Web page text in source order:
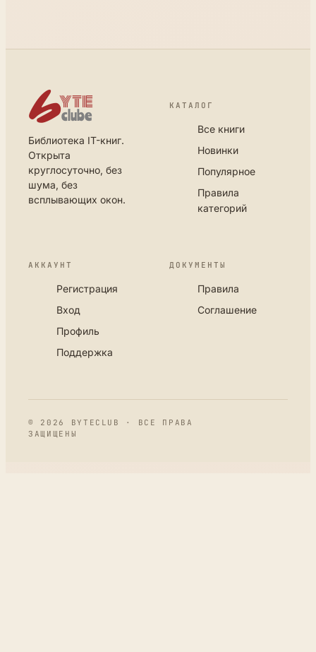
Библиотека IT-книг.
Открыта
круглосуточно, без
шума, без
всплывающих окон.
КАТАЛОГ
Все книги
Новинки
Популярное
Правила
категорий
АККАУНТ
Регистрация
Вход
Профиль
Поддержка
ДОКУМЕНТЫ
Правила
Соглашение
© 2026 BYTECLUB · ВСЕ ПРАВА
ЗАЩИЩЕНЫ